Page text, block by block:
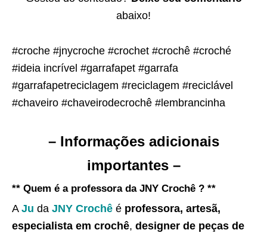
abaixo!
#croche #jnycroche #crochet #crochê #croché
#ideia incrível #garrafapet #garrafa
#garrafapetreciclagem #reciclagem #reciclável
#chaveiro #chaveirodecrochê #lembrancinha
– Informações adicionais
importantes –
** Quem é a professora da JNY Crochê ? **
A Ju da JNY Crochê é professora, artesã,
especialista em crochê, designer de peças de